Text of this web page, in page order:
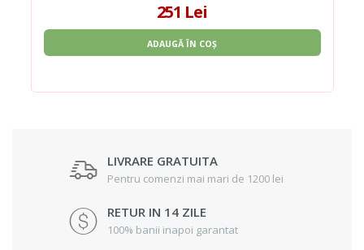
251 Lei
ADAUGĂ ÎN COȘ
LIVRARE GRATUITA
Pentru comenzi mai mari de 1200 lei
RETUR IN 14 ZILE
100% banii inapoi garantat